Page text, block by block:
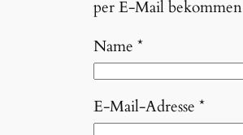
per E-Mail bekommen
Name*
E-Mail-Adresse*